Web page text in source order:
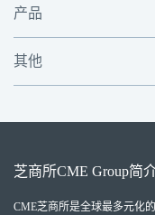
产品
其他
芝商所CME Group简
CME芝商所是全球最多元化